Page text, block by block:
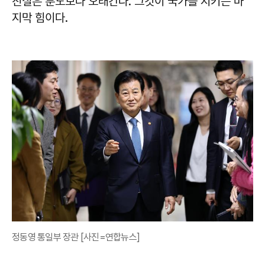
지막 힘이다.
정동영 통일부 장관 [사진=연합뉴스]